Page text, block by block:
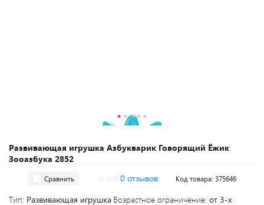
Развивающая игрушка Азбукварик Говорящий Ёжик
Зооазбука 2852
Сравнить 0 отзывов Код товара: 375646
Тип: Развивающая игрушка Возрастное ограничение: от 3-х